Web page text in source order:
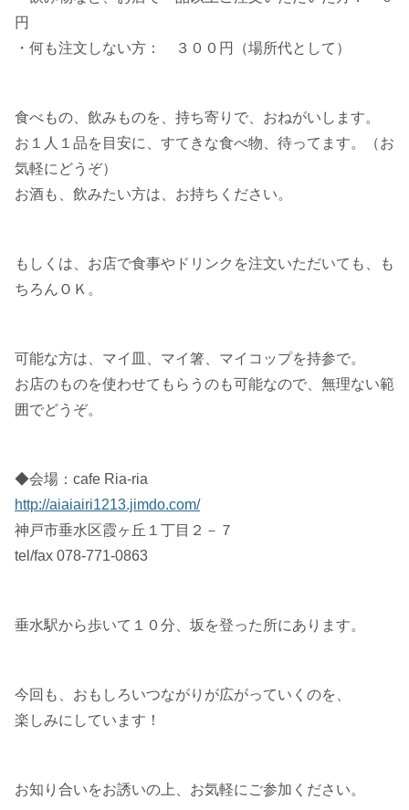
円
・何も注文しない方： ３００円（場所代として）
食べもの、飲みものを、持ち寄りで、おねがいします。
お１人１品を目安に、すてきな食べ物、待ってます。（お
気軽にどうぞ）
お酒も、飲みたい方は、お持ちください。
もしくは、お店で食事やドリンクを注文いただいても、も
ちろんＯＫ。
可能な方は、マイ皿、マイ箸、マイコップを持参で。
お店のものを使わせてもらうのも可能なので、無理ない範
囲でどうぞ。
◆会場：cafe Ria-ria
http://aiaiairi1213.jimdo.com/
神戸市垂水区霞ヶ丘１丁目２－７
tel/fax 078-771-0863
垂水駅から歩いて１０分、坂を登った所にあります。
今回も、おもしろいつながりが広がっていくのを、
楽しみにしています！
お知り合いをお誘いの上、お気軽にご参加ください。